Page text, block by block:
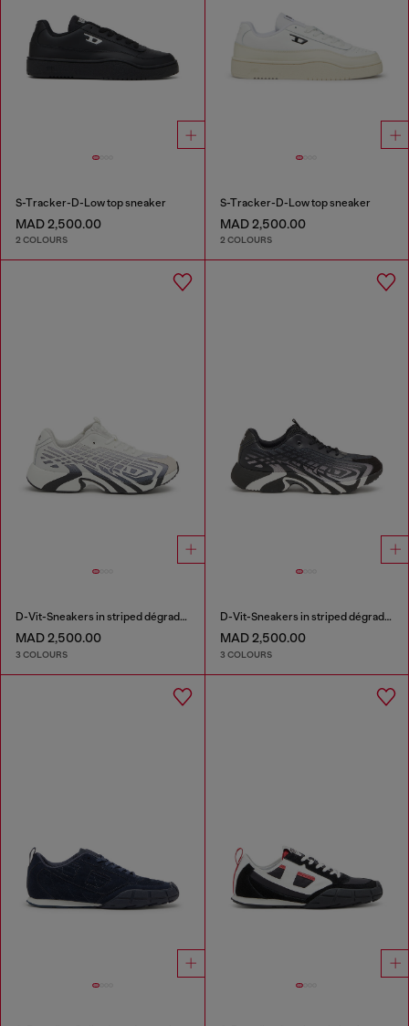
S-Tracker-D-Low top sneaker
MAD 2,500.00
2 COLOURS
S-Tracker-D-Low top sneaker
MAD 2,500.00
2 COLOURS
D-Vit-Sneakers in striped dégradé mesh
MAD 2,500.00
3 COLOURS
D-Vit-Sneakers in striped dégradé mesh
MAD 2,500.00
3 COLOURS